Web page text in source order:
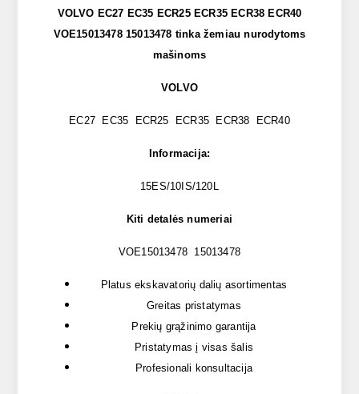
VOLVO EC27 EC35 ECR25 ECR35 ECR38 ECR40
VOE15013478 15013478 tinka žemiau nurodytoms
mašinoms
VOLVO
EC27 EC35 ECR25 ECR35 ECR38 ECR40
Informacija:
15ES/10IS/120L
Kiti detalės numeriai
VOE15013478 15013478
Platus ekskavatorių dalių asortimentas
Greitas pristatymas
Prekių grąžinimo garantija
Pristatymas į visas šalis
Profesionali konsultacija